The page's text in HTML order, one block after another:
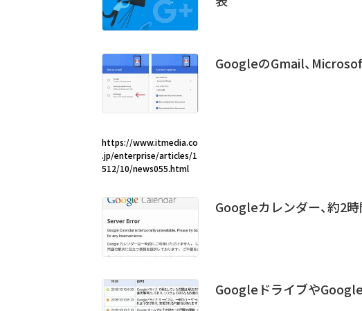
GoogleのGmail、
https://www.itmedia.co
.jp/enterprise/articles/1
512/10/news055.html
Googleカレンダー、約2時
Googleドライブや